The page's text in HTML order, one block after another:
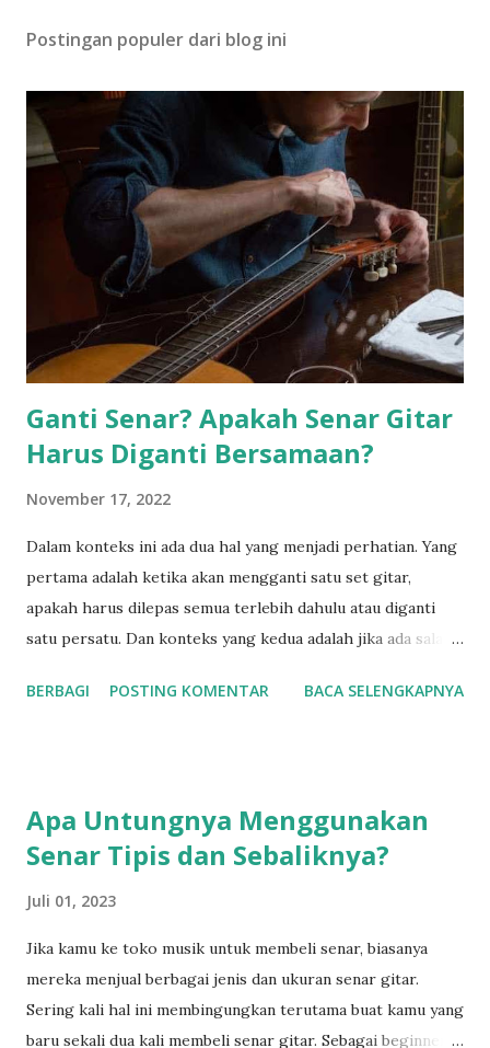
s
n
g
K
Postingan populer dari blog ini
Ganti Senar? Apakah Senar Gitar
Harus Diganti Bersamaan?
November 17, 2022
Dalam konteks ini ada dua hal yang menjadi perhatian. Yang
pertama adalah ketika akan mengganti satu set gitar,
apakah harus dilepas semua terlebih dahulu atau diganti
satu persatu. Dan konteks yang kedua adalah jika ada salah
menggantinya dengan senar yang putus tadi atau
pertama kali mengganti senar satu set. Apakah senar harus
saya lepas semua, lalu memasangnya semuanya. Atau
semar yang baru? Buat kamu saja yang mengalami
kebingungan sama seperti saya dulu, pada dasarnya semua
cara tadi diperbolehkan. Setidaknya dari pengalaman saya,.
Saya mencoba dua cara tadi dan kedua menurut saya cukup
aman.Tidak ada pengaruh pada settingan neck pada gitar.
BERBAGI POSTING KOMENTAR BACA SELENGKAPNYA
Apa Untungnya Menggunakan
Senar Tipis dan Sebaliknya?
Juli 01, 2023
Jika kamu ke toko musik untuk membeli senar, biasanya
mereka menjual berbagai jenis dan ukuran senar gitar.
Sering kali hal ini membingungkan terutama buat kamu yang
baru sekali dua kali membeli senar gitar. Sebagai beginner